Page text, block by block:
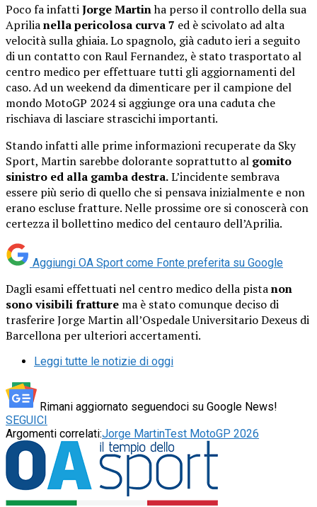
Poco fa infattiJorge Martinha perso il controllo della sua
Aprilianella pericolosa curva 7 ed è scivolato ad alta
velocità sulla ghiaia. Lo spagnolo, già caduto ieri a seguito
di un contatto con Raul Fernandez, è stato trasportato al
centro medico per effettuare tutti gli aggiornamenti del
caso. Ad un weekend da dimenticare per il campione del
mondo MotoGP 2024 si aggiunge ora una caduta che
rischiava di lasciare strascichi importanti.
Stando infatti alle prime informazioni recuperate da Sky
Sport, Martin sarebbe dolorante soprattutto al gomito
sinistro ed alla gamba destra.L’incidente sembrava
essere più serio di quello che si pensava inizialmente e non
erano escluse fratture. Nelle prossime ore si conoscerà con
certezza il bollettino medico del centauro dell’Aprilia.
Aggiungi OA Sport come Fonte preferita su Google
Dagli esami effettuati nel centro medico della pistanon
sono visibili fratture ma è stato comunque deciso di
trasferire Jorge Martin all’Ospedale Universitario Dexeus di
Barcellona per ulteriori accertamenti.
Leggi tutte le notizie di oggi
Rimani aggiornato seguendoci su Google News!
SEGUICI
Argomenti correlati:Jorge MartinTest MotoGP 2026